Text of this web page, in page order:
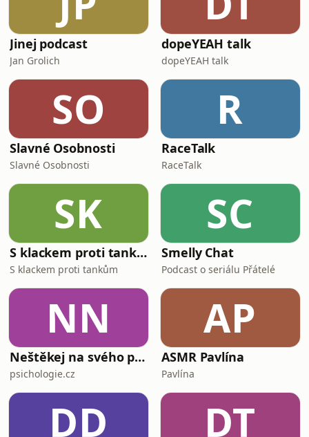
Poslechněte si, jak jednání probíhalo
a jak vládní politici dokázali p
Jinej podcast
Jan Grolich
dopeYEAH talk
dopeYEAH talk
SO
Slavné Osobnosti
Slavné Osobnosti
R
RaceTalk
RaceTalk
SK
S klackem proti tankům
S klackem proti tankům
SC
Smelly Chat
Podcast o seriálu Přátelé
NN
Neštěkej na svého psa
psichologie.cz
AP
ASMR Pavlína
Pavlína
DD DT